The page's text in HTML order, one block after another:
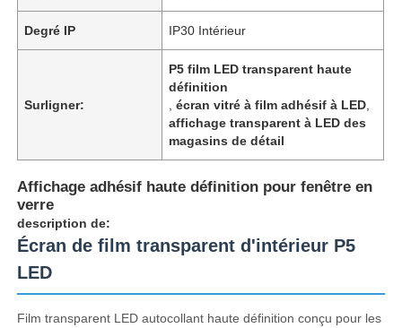
Accueil
Produits
Degré IP IP30 Intérieur
Surligner:
P5 film LED transparent haute
définition
,écran vitré à film adhésif à LED
affichage transparent à LED des
magasins de détail
Affichage adhésif haute définition pour fenêtre en
verre
description de:
Écran de film transparent d'intérieur P5
LED
Film transparent LED autocollant haute définition conçu pour les